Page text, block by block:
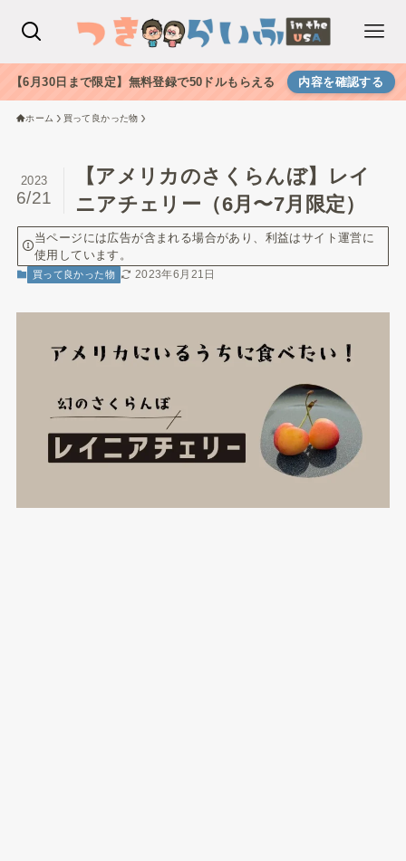
【6月30日まで限定】無料登録で50ドルもらえる 内容を確認する
ホーム 買って良かった物
【アメリカのさくらんぼ】レイ
ニアチェリー（6月〜7月限定）
2023
6/21
当ページには広告が含まれる場合があり、利益はサイト運営に
使用しています。
買って良かった物 2023年6月21日